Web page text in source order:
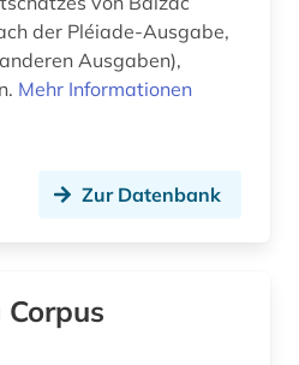
(1)
der Pléiade-Ausgabe,
Ausgaben),
Mehr Informationen
Zur Datenbank